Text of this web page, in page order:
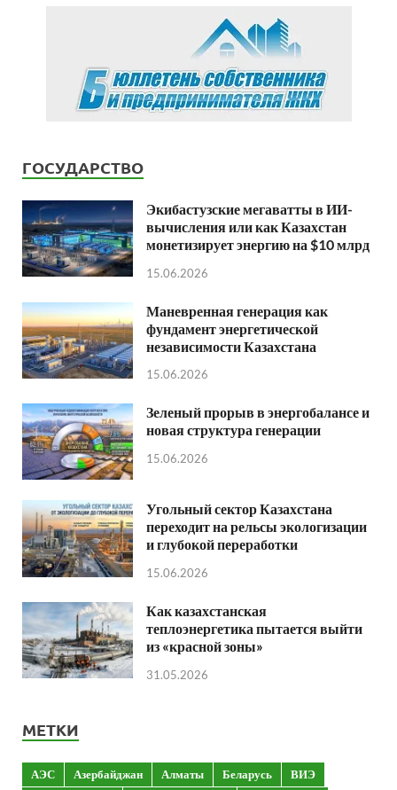
ГОСУДАРСТВО
Экибастузские мегаватты в ИИ-
вычисления или как Казахстан
монетизирует энергию на $10 млрд
15.06.2026
Маневренная генерация как
фундамент энергетической
независимости Казахстана
15.06.2026
Зеленый прорыв в энергобалансе и
новая структура генерации
15.06.2026
Угольный сектор Казахстана
переходит на рельсы экологизации
и глубокой переработки
15.06.2026
Как казахстанская
теплоэнергетика пытается выйти
из «красной зоны»
31.05.2026
МЕТКИ
АЭС Азербайджан Алматы Беларусь
ВИЭ